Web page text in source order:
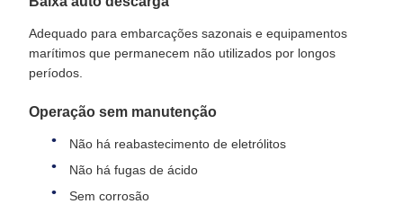
Adequado para embarcações sazonais e equipamentos
marítimos que permanecem não utilizados por longos
períodos.
Operação sem manutenção
Não há reabastecimento de eletrólitos
Não há fugas de ácido
Sem corrosão